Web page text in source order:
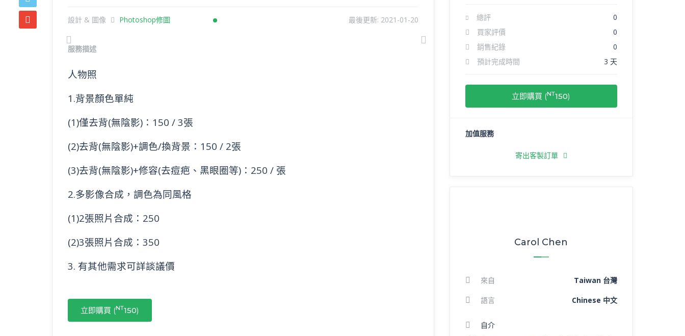
設計 & 圖像 Photoshop修圖 最後更新: 2021-01-20
Previous Next
服務描述
人物照
1.背景顏色單純
(1)僅去背(無陰影)：150 / 3張
(2)去背(無陰影)+調色/換背景：150 / 2張
(3)去背(無陰影)+修容(去痘疤、黑眼圈等)：250 / 張
2.多影像合成，調色為同風格
(1)2張照片合成：250
(2)3張照片合成：350
3. 有其他需求可詳談議價
立即購買 (NT150)
總評
0
買家評價
0
銷售紀錄
0
預計完成時間
3 天
立即購買 (NT150)
加值服務
寄出客製訂單
Carol Chen
來自 Taiwan 台灣
語言 Chinese 中文
自介